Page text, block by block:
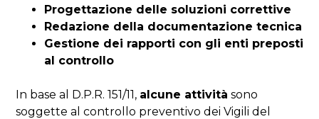
Progettazione delle soluzioni correttive
Redazione della documentazione tecnica
Gestione dei rapporti con gli enti preposti
al controllo
In base al D.P.R. 151/11, alcune attività sono
soggette al controllo preventivo dei Vigili del